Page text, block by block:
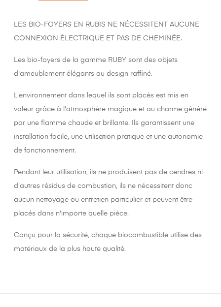
LES BIO-FOYERS EN RUBIS NE NÉCESSITENT AUCUNE
CONNEXION ÉLECTRIQUE ET PAS DE CHEMINÉE.
Les bio-foyers de la gamme RUBY sont des objets
d'ameublement élégants au design raffiné.
L'environnement dans lequel ils sont placés est mis en
valeur grâce à l'atmosphère magique et au charme généré
par une flamme chaude et brillante. Ils garantissent une
installation facile, une utilisation pratique et une autonomie
de fonctionnement.
Pendant leur utilisation, ils ne produisent pas de cendres ni
d'autres résidus de combustion, ils ne nécessitent donc
aucun nettoyage ou entretien particulier et peuvent être
placés dans n'importe quelle pièce.
Conçu pour la sécurité, chaque biocombustible utilise des
matériaux de la plus haute qualité.